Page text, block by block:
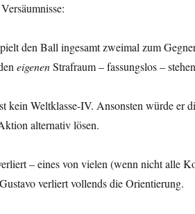
den Ball ingesamt zweimal zum
eigenenStrafraum – fassungslos –
kein Weltklasse-IV. Ansonsten würde er
alternativ lösen.
– eines von vielen (wenn nicht alle
verliert vollends die Orientierung.